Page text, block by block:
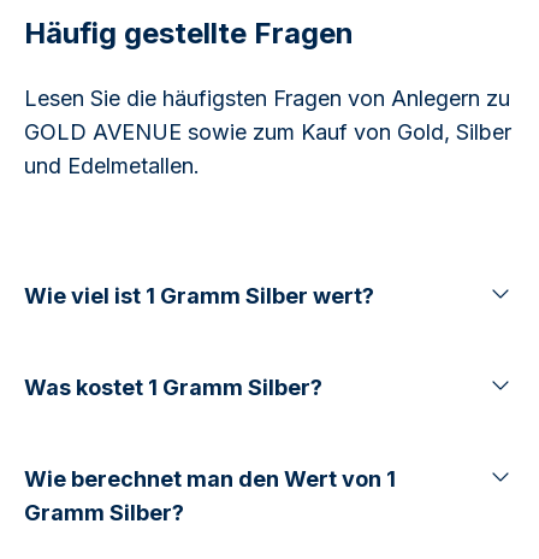
Häufig gestellte Fragen
Lesen Sie die häufigsten Fragen von Anlegern zu
GOLD AVENUE sowie zum Kauf von Gold, Silber
und Edelmetallen.
Wie viel ist 1 Gramm Silber wert?
Was kostet 1 Gramm Silber?
Wie berechnet man den Wert von 1
Gramm Silber?